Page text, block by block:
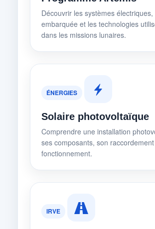
Découvrir les systèmes électriques,
embarquée et les technologies
dans les missions lunaires.
ÉNERGIES
Solaire photovoltaïque
Comprendre une installation
ses composants, son
fonctionnement.
IRVE